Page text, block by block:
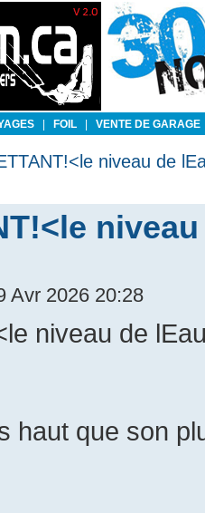
FOIL VENTE DE GARAGE
niveau de
Avr 2026 20:28
niveau de
haut que son